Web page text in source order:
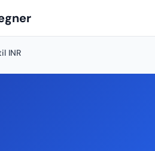
INR